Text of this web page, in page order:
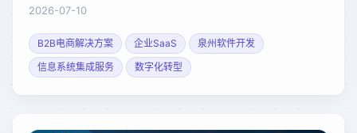
2026-07-10
B2B电商解决方案 企业SaaS
泉州软件开发
信息系统集成服务
数字化转型